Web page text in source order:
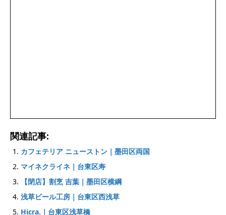
関連記事:
カフェテリア ニューストン｜墨田区両国
マイネクライネ｜台東区寿
【閉店】割烹 吉葉｜墨田区横綱
浅草ビール工房｜台東区西浅草
Hicra.｜台東区浅草橋